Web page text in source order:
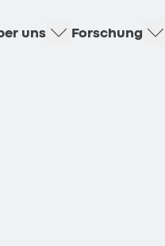
uns Forschung